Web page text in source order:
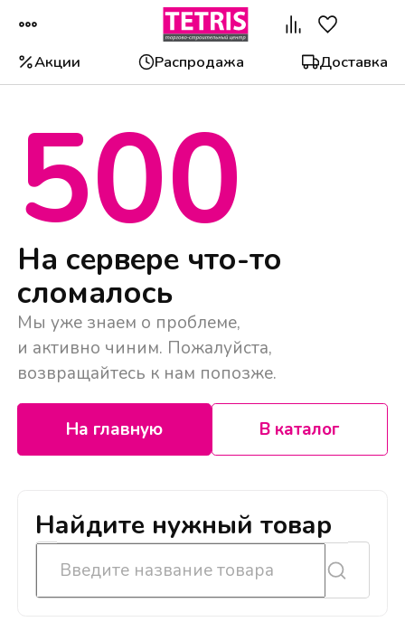
Акции Распродажа Доставка
500
На сервере что-то
сломалось
Мы уже знаем о проблеме,
и активно чиним. Пожалуйста,
возвращайтесь к нам попозже.
На главную В каталог
Найдите нужный товар